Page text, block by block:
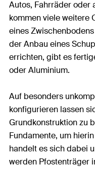
Autos, Fahrräder oder
kommen viele weitere
eines
der Anbau eines
errichten, gibt es
oder Aluminium.
Auf besonders
konfigurieren lassen
Grundkonstruktion zu
Fundamente, um
handelt es sich dabei
werden Pfostenträger